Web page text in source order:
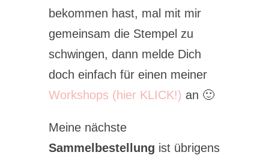
bekommen hast, mal mit mir
gemeinsam die Stempel zu
schwingen, dann melde Dich
doch einfach für einen meiner
Workshops (hier KLICK!) an 🙂
Meine nächste
Sammelbestellung ist übrigens